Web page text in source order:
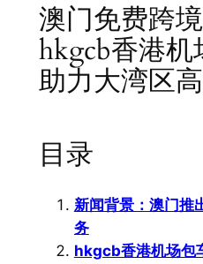
澳门免费跨
hkgcb香港
助力大湾区
目录
新闻背景：澳门推
务
hkgcb香港机场包